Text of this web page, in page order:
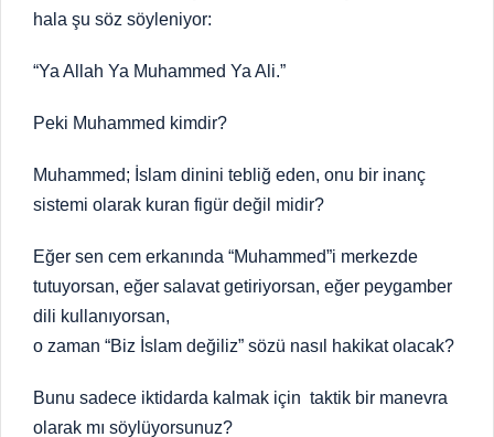
hala şu söz söyleniyor:
“Ya Allah Ya Muhammed Ya Ali.”
Peki Muhammed kimdir?
Muhammed; İslam dinini tebliğ eden, onu bir inanç
sistemi olarak kuran figür değil midir?
Eğer sen cem erkanında “Muhammed”i merkezde
tutuyorsan, eğer salavat getiriyorsan, eğer peygamber
dili kullanıyorsan,
o zaman “Biz İslam değiliz” sözü nasıl hakikat olacak?
Bunu sadece iktidarda kalmak için taktik bir manevra
olarak mı söylüyorsunuz?